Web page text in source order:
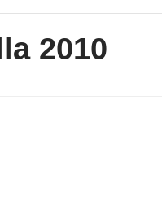
2010